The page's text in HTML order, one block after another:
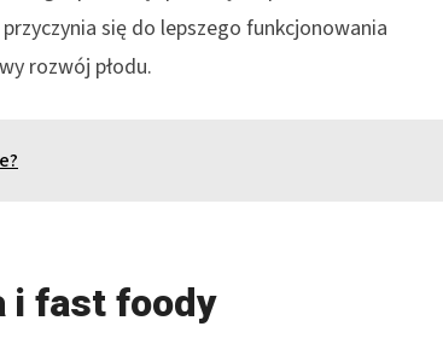
się do lepszego funkcjonowania
rozwój płodu.
i fast foody